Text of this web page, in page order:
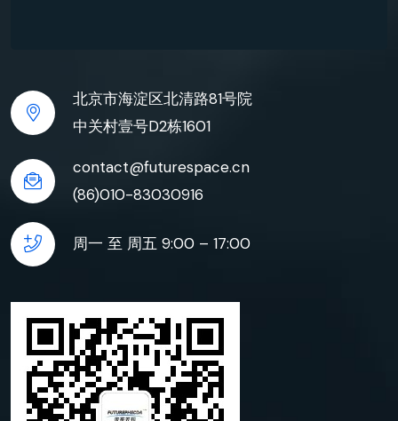
北京市海淀区北清路81号院
中关村壹号D2栋1601
contact@futurespace.cn
(86)010-83030916
周一 至 周五 9:00 – 17:00